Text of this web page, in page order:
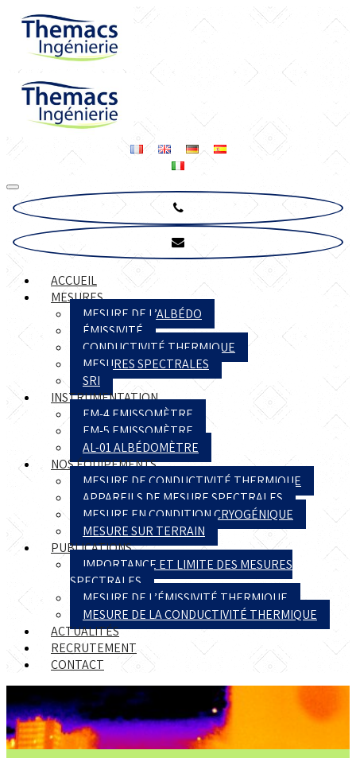
ACCUEIL
MESURES
MESURE DE L’ALBÉDO
ÉMISSIVITÉ
CONDUCTIVITÉ THERMIQUE
MESURES SPECTRALES
SRI
INSTRUMENTATION
EM-4 EMISSOMÈTRE
EM-5 EMISSOMÈTRE
AL-01 ALBÉDOMÈTRE
NOS ÉQUIPEMENTS
MESURE DE CONDUCTIVITÉ THERMIQUE
APPAREILS DE MESURE SPECTRALES
MESURE EN CONDITION CRYOGÉNIQUE
MESURE SUR TERRAIN
PUBLICATIONS
IMPORTANCE ET LIMITE DES MESURES
SPECTRALES
MESURE DE L’ÉMISSIVITÉ THERMIQUE
MESURE DE LA CONDUCTIVITÉ THERMIQUE
ACTUALITÉS
RECRUTEMENT
CONTACT